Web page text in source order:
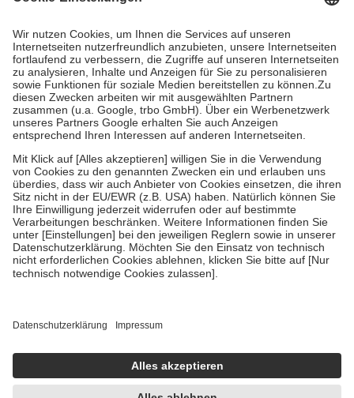
Kosten dafür, der Versicherte trägt einen Teil davon als Zuzahlung
Grundsätzlich leisten Mitglieder Zuzahlungen in Höhe von zehn
Prozent des Abgabepreises,mindestens jedochfünf Euround
höchstens zehn Euro.Es sind jedoch nie mehr als die tatsächlichen
Kosten der Leistung zu entrichten.
Diese Regeln gelten grundsätzlich auch für Online-Apotheken.
Bei Heilmitteln und häuslicher Krankenpflege beträgt die
Zuzahlung zehn Prozent der Kosten sowie zehn Euro je
Verordnung.
Um das Engagement der Versicherten für ihre eigene Gesundheit zu
stärken und die besondere Stellung der Familie zu unterstützen,
fallenkeine Zuzahlungenan bei:
• Kindern und Jugendlichen bis zum vollendeten 18. Lebensjahr
mit Ausnahme der Fahrkosten
• Untersuchungen zur Vorsorge und Früherkennung, die von der
GKV getragen werden
Einholung von Bewertungen. Trusted Shops hat Maßnahmen
getroffen, um sicherzustellen, dass es sich um echte Bewertungen
handelt. Mehr Informationen findest du hier: